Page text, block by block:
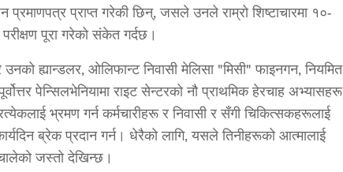
प्रमाणपत्र प्राप्त गरेकी छिन्, जसले उनले राम्रो शिष्टाचारमा १०-
पूरा गरेको संकेत गर्दछ।
उनको ह्यान्डलर, ओलिफान्ट निवासी मेलिसा "मिसी" फाइनगन, नियमित
पेन्सिलभेनियामा राइट सेन्टरको नौ प्राथमिक हेरचाह अभ्यासहरू
भ्रमण गर्न कर्मचारीहरू र निवासी र सँगी चिकित्सकहरूलाई
ब्रेक प्रदान गर्न। धेरैको लागि, यसले तिनीहरूको आत्मालाई
जस्तो देखिन्छ।